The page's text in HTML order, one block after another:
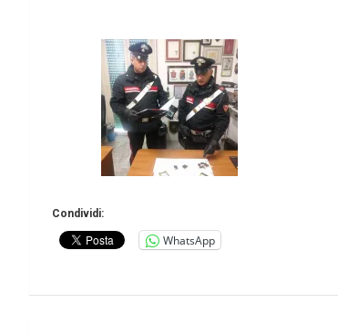
Condividi:
WhatsApp